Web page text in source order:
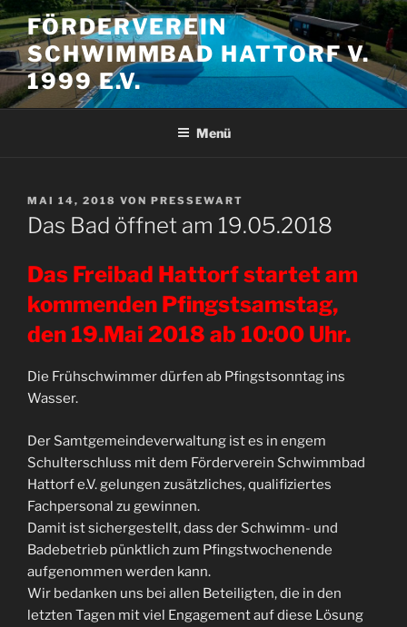
Zum
Inhalt
springen
FÖRDERVEREIN
SCHWIMMBAD HATTORF V.
1999 E.V.
Menü
VERÖFFENTLICHT
AM
MAI 14, 2018 VON PRESSEWART
Das Bad öffnet am 19.05.2018
Das Freibad Hattorf startet am
kommenden Pfingstsamstag,
den 19.Mai 2018 ab 10:00 Uhr.
Die Frühschwimmer dürfen ab Pfingstsonntag ins
Wasser.
Der Samtgemeindeverwaltung ist es in engem
Schulterschluss mit dem Förderverein Schwimmbad
Hattorf e.V. gelungen zusätzliches, qualifiziertes
Fachpersonal zu gewinnen.
Damit ist sichergestellt, dass der Schwimm- und
Badebetrieb pünktlich zum Pfingstwochenende
aufgenommen werden kann.
Wir bedanken uns bei allen Beteiligten, die in den
letzten Tagen mit viel Engagement auf diese Lösung